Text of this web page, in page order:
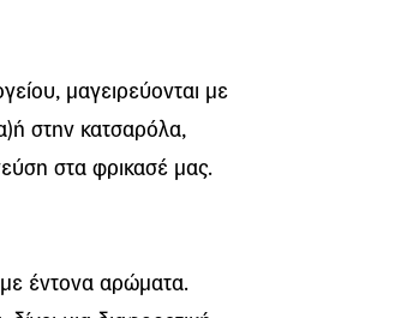
μαγειρεύονται με
στην κατσαρόλα,
στα φρικασέ μας.
με έντονα αρώματα.